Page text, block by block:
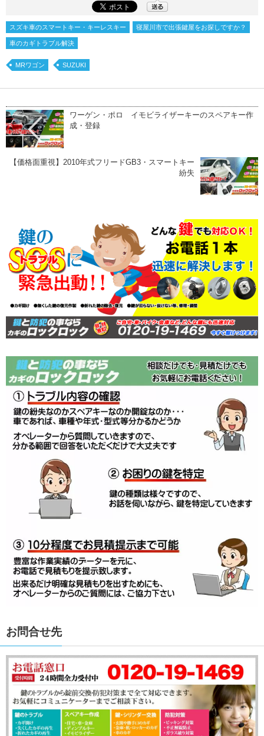
スズキ車のスマートキー・キーレスキー 寝屋川市で出張鍵屋をお探しですか？
車のカギトラブル解決
MRワゴン SUZUKI
ワーゲン・ポロ イモビライザーキーのスペアキー作
成・登録
【価格面重視】2010年式フリードGB3・スマートキー
紛失
お問合せ先